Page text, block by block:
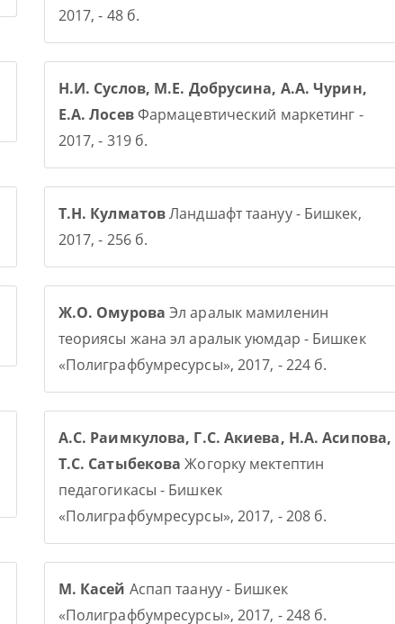
2017, - 48 б.
Н.И. Суслов, М.Е. Добрусина, А.А. Чурин,
Е.А. ЛосевФармацевтический маркетинг -
2017, - 319 б.
Т.Н. КулматовЛандшафт таануу - Бишкек,
2017, - 256 б.
Ж.О. Омурова Эл аралык мамиленин
теориясы жана эл аралык уюмдар - Бишкек
«Полиграфбумресурсы», 2017, - 224 б.
А.С. Раимкулова, Г.С. Акиева, Н.А. Асипова,
Т.С. Сатыбекова Жогорку мектептин
педагогикасы - Бишкек
«Полиграфбумресурсы», 2017, - 208 б.
М. Касей Аспап таануу - Бишкек
«Полиграфбумресурсы», 2017, - 248 б.